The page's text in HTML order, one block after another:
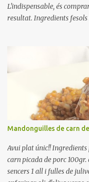
L'indispensable, és
resultat. Ingredients fesols
quan arrenca el bull,
repetiu dues o tres
o tres vegades afegint
be, sense bullir i sempre
hora i mitja. Saleu 10
vosaltres el moment en
refredar en la mateixa
utilitzar per una crema o
Preparación Ponga las
Mandonguilles de carn
Avui plat únic!! Ingredients
carn picada de porc
sencers 1 all i fulles de